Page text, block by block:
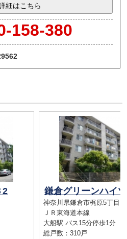
細はこちら
158-380
2 鎌倉グリーンハイ
神奈川県鎌倉市梶原5丁目
ＪＲ東海道本線
大船駅 バス15分停歩1分
総戸数：310戸